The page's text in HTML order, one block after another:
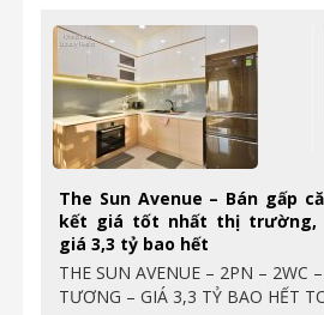
The Sun Avenue – Bán gấp
kết giá tốt nhất thị trường,
giá 3,3 tỷ bao hết
THE SUN AVENUE – 2PN – 2WC
TƯƠNG – GIÁ 3,3 TỶ BAO HẾT